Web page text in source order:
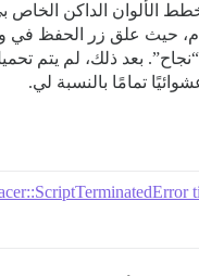
الألوان الداكن
حيث علق زر الحفظ
بعد ذلك، لم يتم
تمامًا بالنسبة لي.